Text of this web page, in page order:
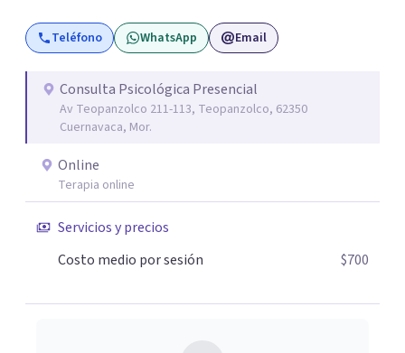
Teléfono WhatsApp Email
Consulta Psicológica Presencial
Av Teopanzolco 211-113, Teopanzolco, 62350
Cuernavaca, Mor.
Online
Terapia online
Servicios y precios
Costo medio por sesión
$700